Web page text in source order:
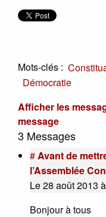
Mots-clés :
Démocratie
Afficher les
message
3 Messages
#Avant de
l’Assemblée
Le 28 août 2013
Bonjour à tous